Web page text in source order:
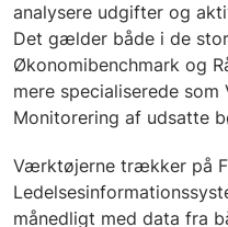
analysere udgifter og
Det gælder både i de
Økonomibenchmark og
mere specialiserede som
Monitorering af udsatte
Værktøjerne trækker på
månedligt med data fra